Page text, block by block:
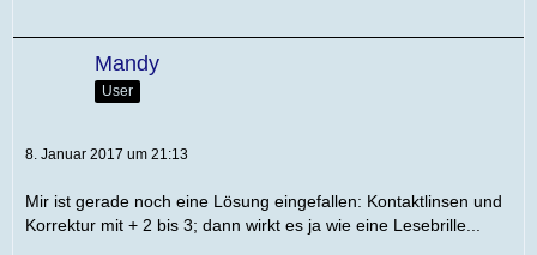
Mandy
User
8. Januar 2017 um 21:13
Mir ist gerade noch eine Lösung eingefallen: Kontaktlinsen und
Korrektur mit + 2 bis 3; dann wirkt es ja wie eine Lesebrille...